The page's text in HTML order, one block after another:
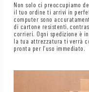
Non solo ci preoccupiamo
il tuo ordine ti arrivi in
computer sono
di cartone resistenti,
corrieri. Ogni spedizione è
la tua attrezzatura ti verrà
pronta per l’uso immediato.